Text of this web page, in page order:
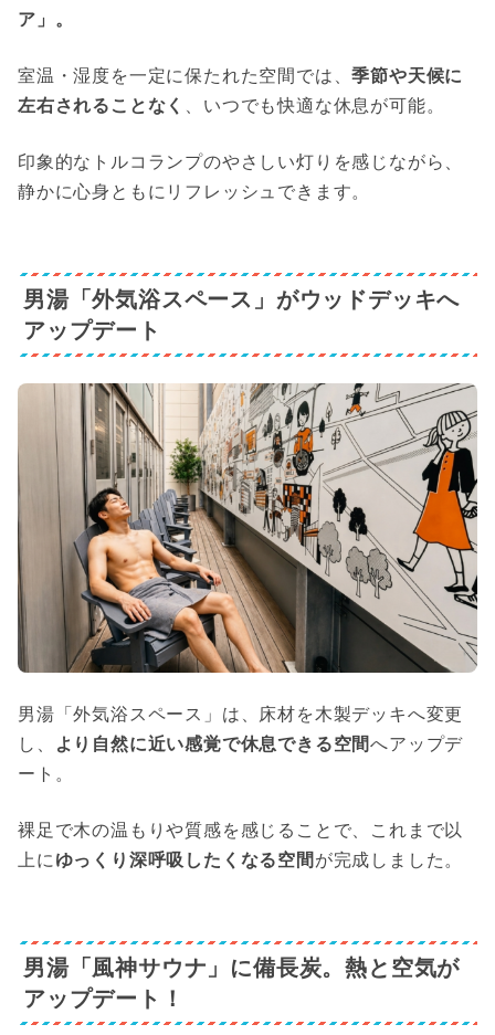
ア」。
室温・湿度を一定に保たれた空間では、季節や天候に
左右されることなく
、いつでも快適な休息が可能。
印象的なトルコランプのやさしい灯りを感じながら、
静かに心身ともにリフレッシュできます。
男湯「外気浴スペース」がウッドデッキへ
アップデート
男湯「外気浴スペース」は、床材を木製デッキへ変更
し、
より自然に近い感覚で休息できる空間へアップデ
ート。
裸足で木の温もりや質感を感じることで、これまで以
上に ゆっくり深呼吸したくなる空間 が完成しました。
男湯「風神サウナ」に備長炭。熱と空気が
アップデート！